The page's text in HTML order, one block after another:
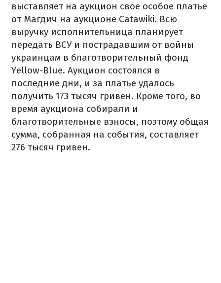
выставляет на аукцион свое особое платье
от Магдич на аукционе Catawiki. Всю
выручку исполнительница планирует
передать ВСУ и пострадавшим от войны
украинцам в благотворительный фонд
Yellow-Blue. Аукцион состоялся в
последние дни, и за платье удалось
получить 173 тысяч гривен. Кроме того, во
время аукциона собирали и
благотворительные взносы, поэтому общая
сумма, собранная на события, составляет
276 тысяч гривен.